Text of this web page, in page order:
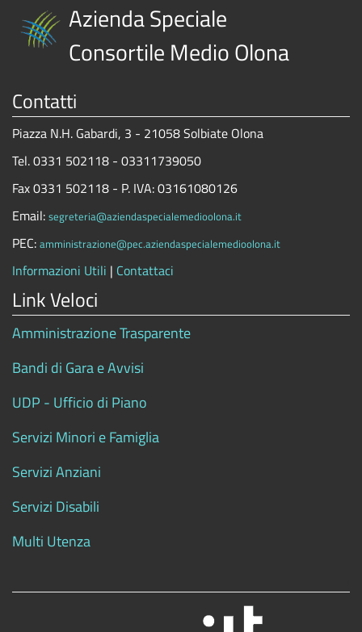
Azienda Speciale
Consortile Medio Olona
Contatti
Piazza N.H. Gabardi, 3 - 21058 Solbiate Olona
Tel. 0331 502118 - 03311739050
Fax 0331 502118 - P. IVA: 03161080126
Email: segreteria@aziendaspecialemedioolona.it
PEC: amministrazione@pec.aziendaspecialemedioolona.it
Informazioni Utili | Contattaci
Link Veloci
Amministrazione Trasparente
Bandi di Gara e Avvisi
UDP - Ufficio di Piano
Servizi Minori e Famiglia
Servizi Anziani
Servizi Disabili
Multi Utenza